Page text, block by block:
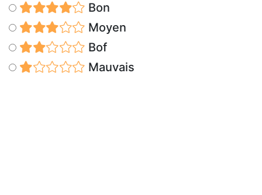
Bon
Moyen
Bof
Mauvais